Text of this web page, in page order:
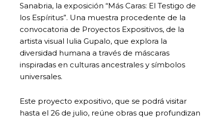
Sanabria, la exposición “Más Caras: El Testigo de
los Espíritus”. Una muestra procedente de la
convocatoria de Proyectos Expositivos, de la
artista visual Iulia Gupalo, que explora la
diversidad humana a través de máscaras
inspiradas en culturas ancestrales y símbolos
universales.
Este proyecto expositivo, que se podrá visitar
hasta el 26 de julio, reúne obras que profundizan